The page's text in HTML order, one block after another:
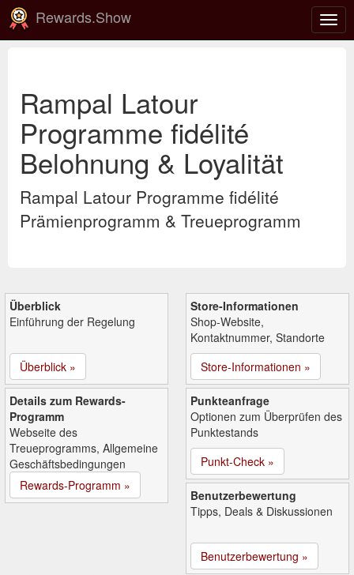
ein-/
Rewards.Show
Rampal Latour
Programme fidélité
Belohnung & Loyalität
Rampal Latour Programme fidélité
Prämienprogramm & Treueprogramm
Überblick
Einführung der Regelung
Überblick »
Store-Informationen
Shop-Website,
Kontaktnummer, Standorte
Store-Informationen »
Details zum Rewards-
Programm
Webseite des
Treueprogramms, Allgemeine
Geschäftsbedingungen
Rewards-Programm »
Punkteanfrage
Optionen zum Überprüfen des
Punktestands
Punkt-Check »
Benutzerbewertung
Tipps, Deals & Diskussionen
Benutzerbewertung »